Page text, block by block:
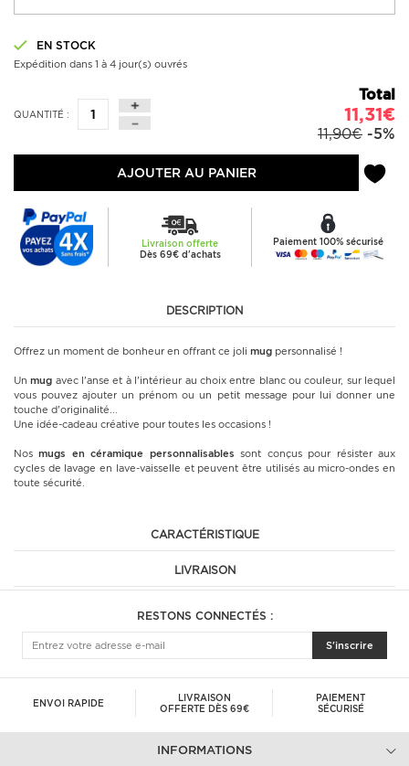
EN STOCK
Expédition dans 1 à 4 jour(s) ouvrés
QUANTITÉ :
Total
11,31€
11,90€ -5%
AJOUTER AU PANIER
Livraison offerte
Dès 69€ d'achats
Paiement 100% sécurisé
DESCRIPTION
Offrez un moment de bonheur en offrant ce joli mug personnalisé !
Unmug avec l'anse et à l'intérieur au choix entre blanc ou couleur, sur lequel
vous pouvez ajouter un prénom ou un petit message pour lui donner une
touche d'originalité...
Une idée-cadeau créative pour toutes les occasions !
Nosmugs en céramique personnalisables sont conçus pour résister aux
cycles de lavage en lave-vaisselle et peuvent être utilisés au micro-ondes en
toute sécurité.
CARACTÉRISTIQUE
LIVRAISON
RESTONS CONNECTÉS :
S'inscrire
ENVOI RAPIDE
LIVRAISON
OFFERTE DÈS 69€
PAIEMENT
SÉCURISÉ
INFORMATIONS